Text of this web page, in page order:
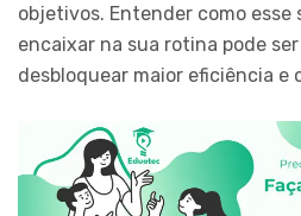
objetivos. Entender como esse
encaixar na sua rotina pode
desbloquear maior eficiência e